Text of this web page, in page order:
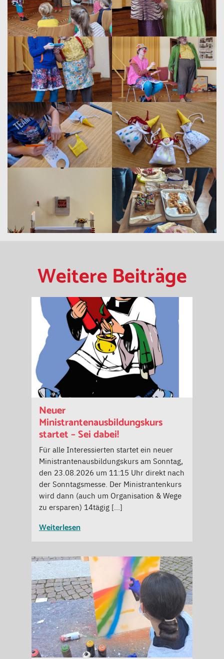
Weitere Beiträge
Neuer
Ministrantenausbildungskurs
startet – Sei dabei!
Für alle Interessierten startet ein neuer
Ministrantenausbildungskurs am Sonntag,
den 23.08.2026 um 11:15 Uhr direkt nach
der Sonntagsmesse. Der Ministrantenkurs
wird dann (auch um Organisation & Wege
zu ersparen) 14tägig […]
Weiterlesen